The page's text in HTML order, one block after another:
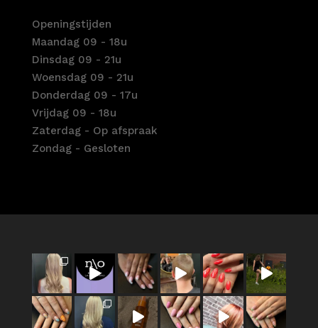
Openingstijden
Maandag 09 - 18u
Dinsdag 09 - 21u
Woensdag 09 - 21u
Donderdag 09 - 17u
Vrijdag 09 - 18u
Zaterdag - Op afspraak
Zondag - Gesloten